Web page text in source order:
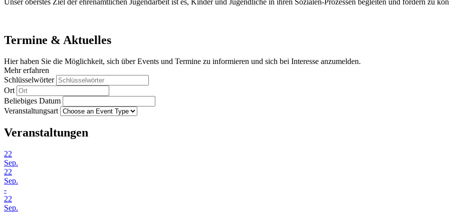
Unser oberstes Ziel der ehrenamtlichen Jugendarbeit ist es, Kinder und Jugendliche in ihren Sozialen-Prozessen begleiten und fördern zu
Termine & Aktuelles
Hier haben Sie die Möglichkeit, sich über Events und Termine zu informieren und sich bei Interesse anzumelden.
Mehr erfahren
Schlüsselwörter
Ort
Beliebiges Datum
Veranstaltungsart
Veranstaltungen
22
Sep.
22
Sep.
-
22
Sep.